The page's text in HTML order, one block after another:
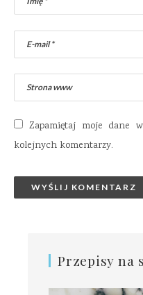
Zapamiętaj moje dane
kolejnych komentarzy.
Przepisy na